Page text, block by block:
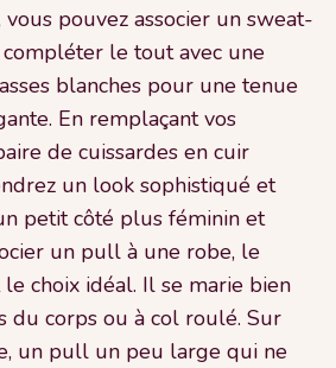
pouvez associer un sweat-
le tout avec une
blanches pour une tenue
En remplaçant vos
de cuissardes en cuir
un look sophistiqué et
petit côté plus féminin et
un pull à une robe, le
choix idéal. Il se marie bien
du corps ou à col roulé. Sur
un pull un peu large qui ne